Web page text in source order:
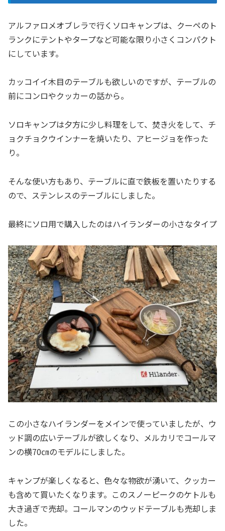
アルファロメオブレラで行くソロキャンプは、クーペのト
ランクにテントやタープなど可能な限り小さくコンパクト
にしています。
カッコイイ木目のテーブルも欲しいのですが、テーブルの
前にコンロやクッカーの話から。
ソロキャンプは夕方に少し料理をして、焚き火をして、チ
ョクチョクウインナーを焼いたり、アヒージョを作った
り。
そんな使い方もあり、テーブルに直で鉄板を置いたりする
ので、ステンレスのテーブルにしました。
最終にソロ用で購入したのはハイランダーの小さなタイプ
この小さなハイランダーをメインで使っていましたが、ウ
ッド調の広いテーブルが欲しくなり、メルカリでコールマ
ンの横70㎝のモデルにしました。
キャンプが楽しくなると、色々な物欲が湧いて、クッカー
も含めて買いたくなります。このスノーピークのケトルも
大き過ぎで売却。コールマンのウッドテーブルも売却しま
した。